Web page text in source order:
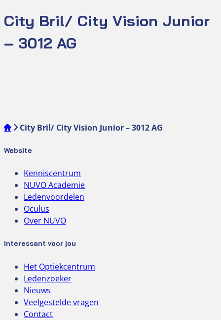
City Bril/ City Vision Junior
– 3012 AG
City Bril/ City Vision Junior – 3012 AG
Website
Kenniscentrum
NUVO Academie
Ledenvoordelen
Oculus
Over NUVO
Interessant voor jou
Het Optiekcentrum
Ledenzoeker
Nieuws
Veelgestelde vragen
Contact